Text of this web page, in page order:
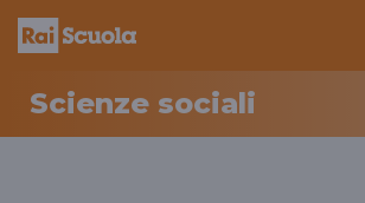
Scienze sociali